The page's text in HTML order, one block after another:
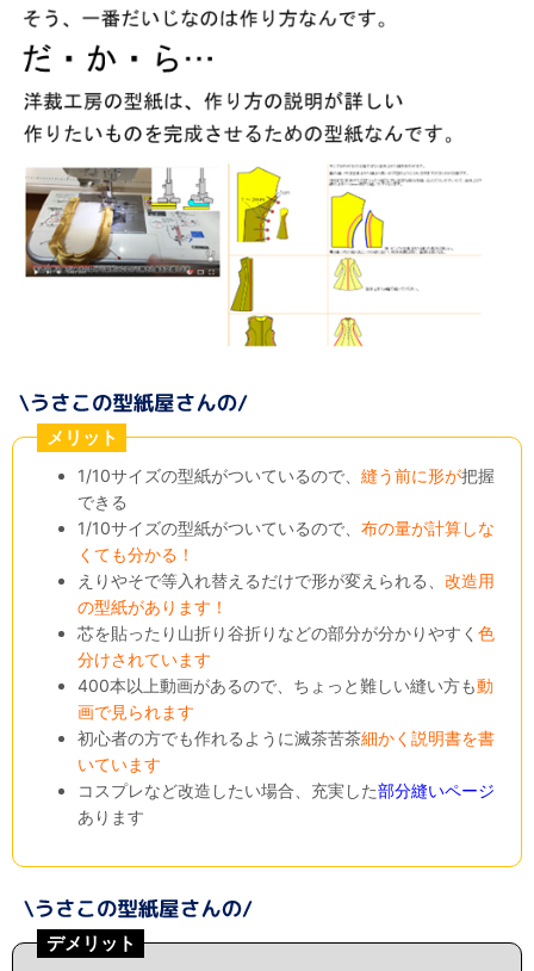
メリット
1/10サイズの型紙がついているので、縫う前に形が把握
できる
1/10サイズの型紙がついているので、布の量が計算しな
くても分かる！
えりやそで等入れ替えるだけで形が変えられる、改造用
の型紙があります！
芯を貼ったり山折り谷折りなどの部分が分かりやすく色
分けされています
400本以上動画があるので、ちょっと難しい縫い方も動
画で見られます
初心者の方でも作れるように滅茶苦茶細かく説明書を書
いています
コスプレなど改造したい場合、充実した部分縫いページ
あります
デメリット